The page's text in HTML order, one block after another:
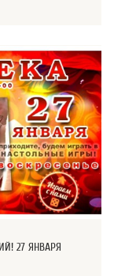
27 ЯНВАРЯ